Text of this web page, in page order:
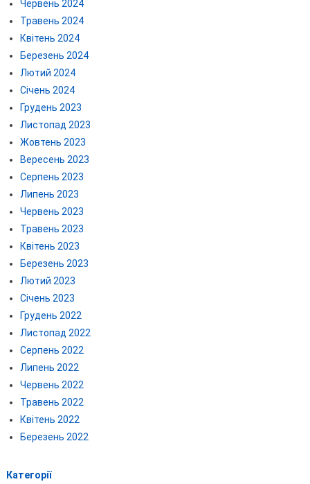
Червень 2024
Травень 2024
Квітень 2024
Березень 2024
Лютий 2024
Січень 2024
Грудень 2023
Листопад 2023
Жовтень 2023
Вересень 2023
Серпень 2023
Липень 2023
Червень 2023
Травень 2023
Квітень 2023
Березень 2023
Лютий 2023
Січень 2023
Грудень 2022
Листопад 2022
Серпень 2022
Липень 2022
Червень 2022
Травень 2022
Квітень 2022
Березень 2022
Категорії